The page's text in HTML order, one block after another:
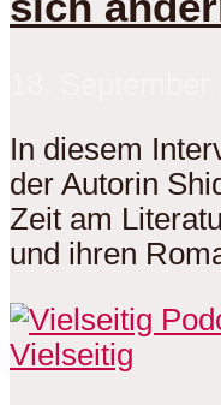
In diesem
der Autorin
Zeit am
und ihren
Vielseitig